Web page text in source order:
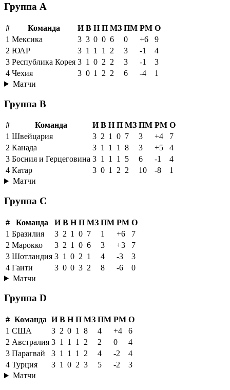
Группа A
# Команда И В Н П МЗ ПМ РМ О
1 Мексика 3 3 0 0 6 0 +6
9
2 ЮАР 3 1 1 1 2 3 -1
4
3 Республика Корея 3 1 0 2 2 3 -1
3
4 Чехия 3 0 1 2 2 6 -4
1
Матчи
Группа B
# Команда И В Н П МЗ ПМ РМ О
1 Швейцария 3 2 1 0 7 3 +4
7
2 Канада 3 1 1 1 8 3 +5
4
3 Босния и Герцеговина 3 1 1 1 5 6 -1
4
4 Катар 3 0 1 2 2 10 -8
1
Матчи
Группа C
# Команда И В Н П МЗ ПМ РМ О
1 Бразилия 3 2 1 0 7 1 +6
7
2 Марокко 3 2 1 0 6 3 +3
7
3 Шотландия 3 1 0 2 1 4 -3
3
4 Гаити 3 0 0 3 2 8 -6
0
Матчи
Группа D
# Команда И В Н П МЗ ПМ РМ О
1 США 3 2 0 1 8 4 +4
6
2 Австралия 3 1 1 1 2 2 0
4
3 Парагвай 3 1 1 1 2 4 -2
4
4 Турция 3 1 0 2 3 5 -2
3
Матчи